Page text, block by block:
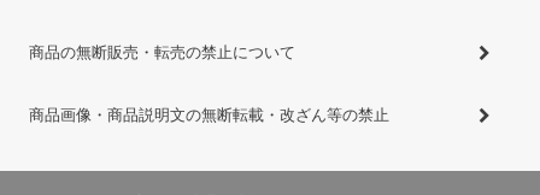
商品の無断販売・転売の禁止について
商品画像・商品説明文の無断転載・改ざん等の禁止